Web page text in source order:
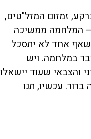
זמזום המזל"טים,
– המלחמה ממשיכה
אחד לא יתסכל
במלחמה. ויש
והצבאי שעוד יישאלו
עכשיו, תנו